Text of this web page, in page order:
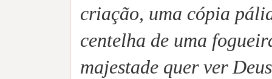
criação, uma cópia
centelha de uma
majestade quer ver